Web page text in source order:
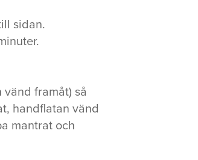
sidan.
framåt) så
handflatan vänd
mantrat och